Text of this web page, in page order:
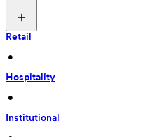
Retail
•
Hospitality
•
Institutional